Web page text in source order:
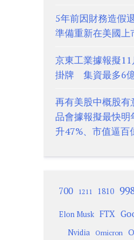
5年前因財務造假
準備重新在美國上
京東工業據報擬
掛牌 集資最多6
再有美股中概股
品會據報擬最快
升47%、市值逼百
700 1211 1810
Elon Musk FTX
Nvidia Omicron